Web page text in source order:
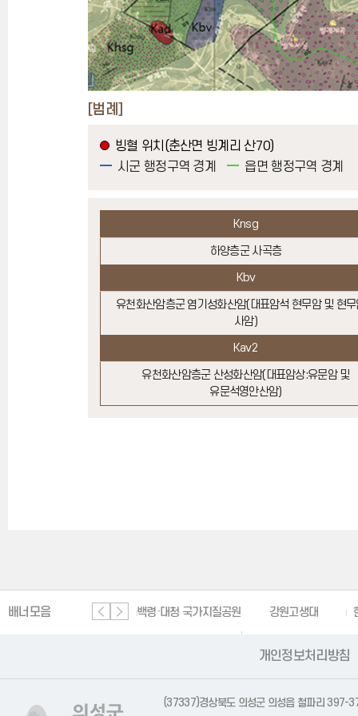
[범례]
빙혈 위치(춘산면 빙계리 산70)
시군 행정구역 경계
읍면 행정구역 경계
Knsg
하양층군 사곡층
Kbv
유천화산암층군 염기성화산암(대표암석 현무암 및 현
사암)
Kav2
유천화산암층군 산성화산암(대표암상:유문암 및
유문석영안산암)
배너모음단양 세계지질공원 백령·대청 국가지질공원 강원고생대
국가지질공원
한
개인정보처리방침
(37337)경상북도 의성군 의성읍 철파리 397-